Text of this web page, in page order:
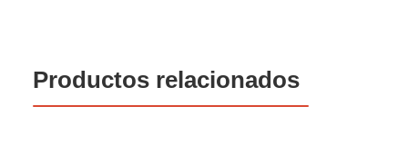
Productos relacionados